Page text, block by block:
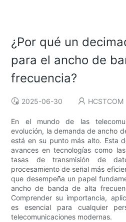
¿Por qué un
para el ancho de
frecuencia?
2025-06-30 HCSTCOM
En el mundo de las
evolución, la demanda de ancho
está en su punto más alto. Esta
avances en tecnologías como
tasas de transmisión de
procesamiento de señal más
que desempeña un papel
ancho de banda de alta
Comprender su importancia,
es esencial para cualquier
telecomunicaciones modernas.